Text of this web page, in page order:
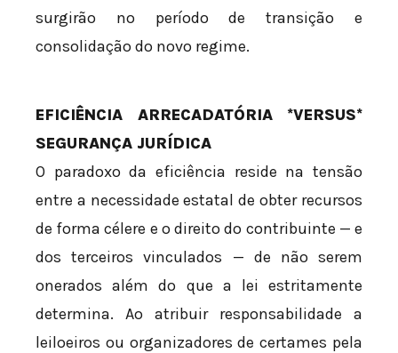
surgirão no período de transição e
consolidação do novo regime.
EFICIÊNCIA ARRECADATÓRIA *VERSUS*
SEGURANÇA JURÍDICA
O paradoxo da eficiência reside na tensão
entre a necessidade estatal de obter recursos
de forma célere e o direito do contribuinte — e
dos terceiros vinculados — de não serem
onerados além do que a lei estritamente
determina. Ao atribuir responsabilidade a
leiloeiros ou organizadores de certames pela